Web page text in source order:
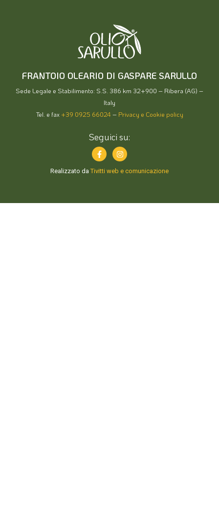
FRANTOIO OLEARIO DI GASPARE SARULLO
Sede Legale e Stabilimento: S.S. 386 km 32+900 – Ribera (AG) –
Italy
Tel. e fax+39 0925 66024 – Privacy e Cookie policy
Seguici su:
Realizzato daTivitti web e comunicazione